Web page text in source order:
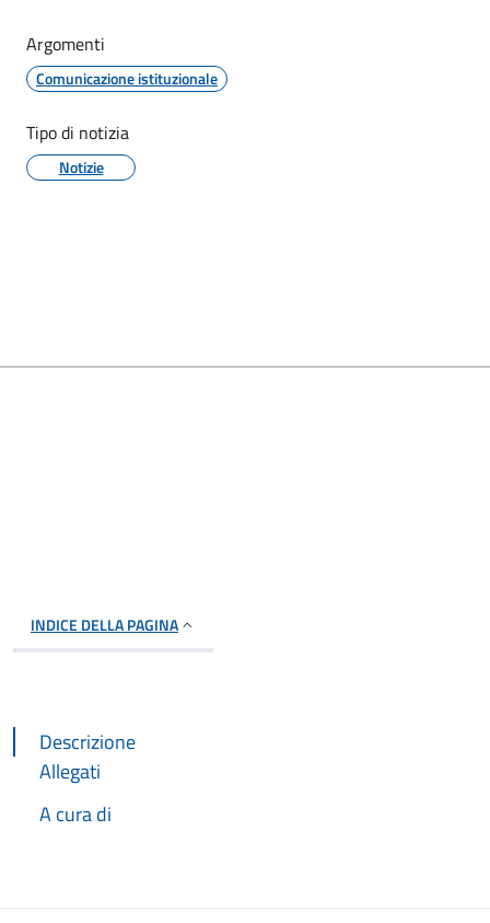
Argomenti
Comunicazione istituzionale
Tipo di notizia
Notizie
INDICE DELLA PAGINA
Descrizione
Allegati
A cura di